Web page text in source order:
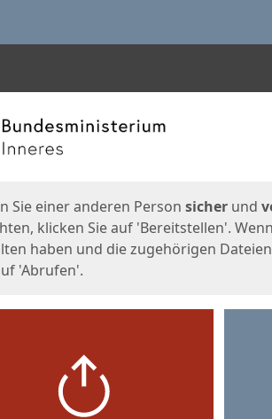
Sie einer anderen Person sicher und
klicken Sie auf 'Bereitstellen'.
haben und die zugehörigen
'Abrufen'.